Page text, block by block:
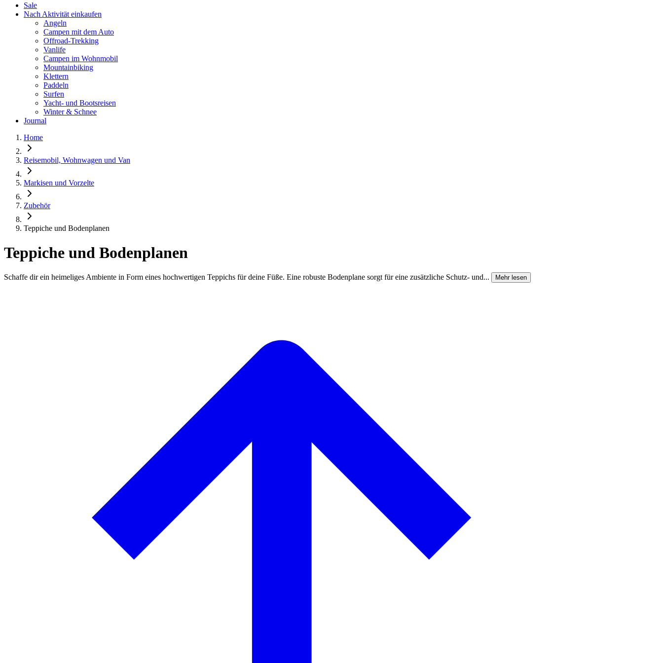
Sale
Nach Aktivität einkaufen
Angeln
Campen mit dem Auto
Offroad-Trekking
Vanlife
Campen im Wohnmobil
Mountainbiking
Klettern
Paddeln
Surfen
Yacht- und Bootsreisen
Winter & Schnee
Journal
Home
Reisemobil, Wohnwagen und Van
Markisen und Vorzelte
Zubehör
Teppiche und Bodenplanen
Teppiche und Bodenplanen
Schaffe dir ein heimeliges Ambiente in Form eines hochwertigen Teppichs für deine Füße. Eine robuste Bodenplane sorgt für eine zusätzliche Schutz- und... Mehr lesen